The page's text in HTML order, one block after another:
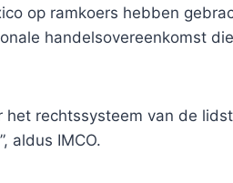
op ramkoers hebben
handelsovereenkomst
rechtssysteem van de
aldus IMCO.